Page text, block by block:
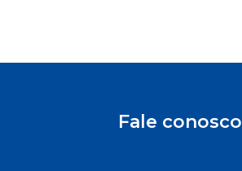
Fale conosco